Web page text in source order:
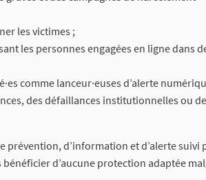
les victimes ;
les personnes engagées en ligne dans
comme lanceur·euses d’alerte
des défaillances institutionnelles ou
prévention, d’information et d’alerte suivi
d’aucune protection adaptée